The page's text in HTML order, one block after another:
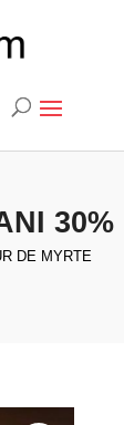
30%
DE MYRTE